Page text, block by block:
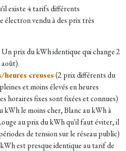
existe 4 tarifs différents
électron vendu à des prix très
Un prix du kWh identique qui change 2
heures creuses(2 prix différents du
et moins élevés en heures
horaires fixes sont fixées et connues)
kWh le moins cher, Blanc au kWh à
au prix du kWh qu'il faut éviter, il
de tension sur le réseau public)
est presque identique au tarif de